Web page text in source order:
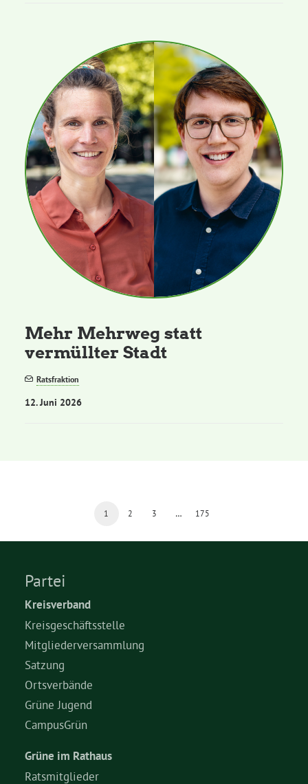
Mehr Mehrweg statt
vermüllter Stadt
Ratsfraktion
12. Juni 2026
1 2 3 … 175
Partei
Kreisverband
Kreisgeschäftsstelle
Mitgliederversammlung
Satzung
Ortsverbände
Grüne Jugend
CampusGrün
Grüne im Rathaus
Ratsmitglieder